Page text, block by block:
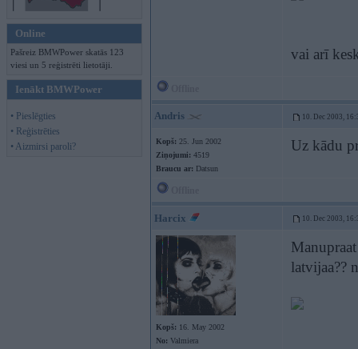
Online
Pašreiz BMWPower skatās 123
viesi un 5 reģistrēti lietotāji.
Ienākt BMWPower
• Pieslēgties
• Reģistrēties
• Aizmirsi paroli?
vai arī
Andris 10. Dec 2003,
Kopš: 25. Jun 2002
Ziņojumi: 4519
Braucu ar: Datsun
Uz kādu
Harcix 10. Dec 2003,
Kopš: 16. May 2002
No: Valmiera
latvijaa??